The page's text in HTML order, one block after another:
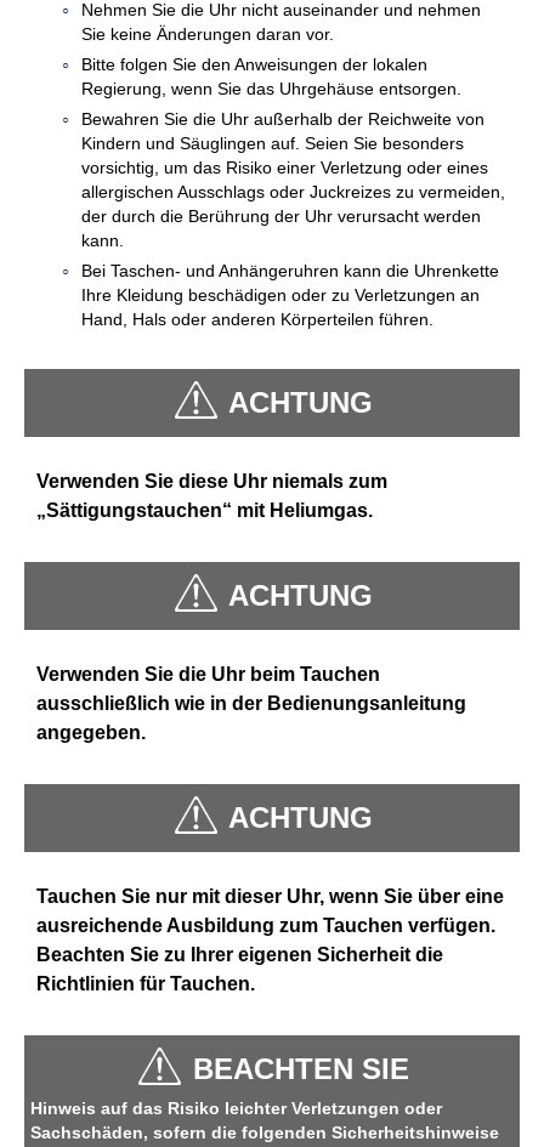
Nehmen Sie die Uhr nicht auseinander und nehmen
Sie keine Änderungen daran vor.
Bitte folgen Sie den Anweisungen der lokalen
Regierung, wenn Sie das Uhrgehäuse entsorgen.
Bewahren Sie die Uhr außerhalb der Reichweite von
Kindern und Säuglingen auf. Seien Sie besonders
vorsichtig, um das Risiko einer Verletzung oder eines
allergischen Ausschlags oder Juckreizes zu vermeiden,
der durch die Berührung der Uhr verursacht werden
kann.
Bei Taschen- und Anhängeruhren kann die Uhrenkette
Ihre Kleidung beschädigen oder zu Verletzungen an
Hand, Hals oder anderen Körperteilen führen.
ACHTUNG
Verwenden Sie diese Uhr niemals zum
„Sättigungstauchen“ mit Heliumgas.
ACHTUNG
Verwenden Sie die Uhr beim Tauchen
ausschließlich wie in der Bedienungsanleitung
angegeben.
ACHTUNG
Tauchen Sie nur mit dieser Uhr, wenn Sie über eine
ausreichende Ausbildung zum Tauchen verfügen.
Beachten Sie zu Ihrer eigenen Sicherheit die
Richtlinien für Tauchen.
BEACHTEN SIE
Hinweis auf das Risiko leichter Verletzungen oder
Sachschäden, sofern die folgenden Sicherheitshinweise